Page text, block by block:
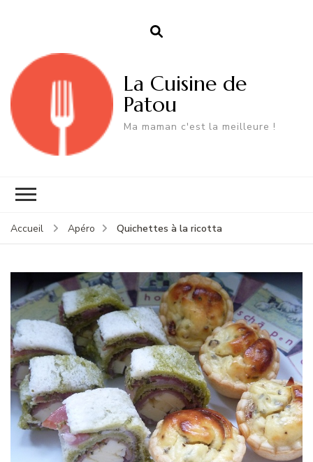
La Cuisine de
Patou
Ma maman c'est la meilleure !
Accueil Apéro Quichettes à la ricotta